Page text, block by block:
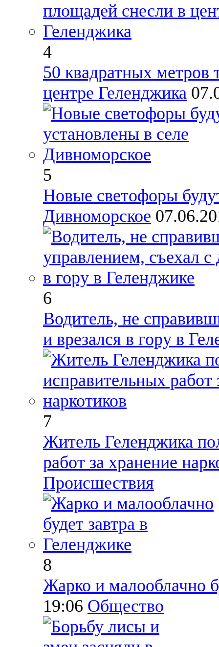
4
50 квадратных метров
центре Геленджика
5
Новые светофоры
Дивноморское
6
Водитель, не
и врезался в гору в
7
Житель Геленджика
работ за хранение
Происшествия
8
Жарко и малооблачно
19:06 Общество